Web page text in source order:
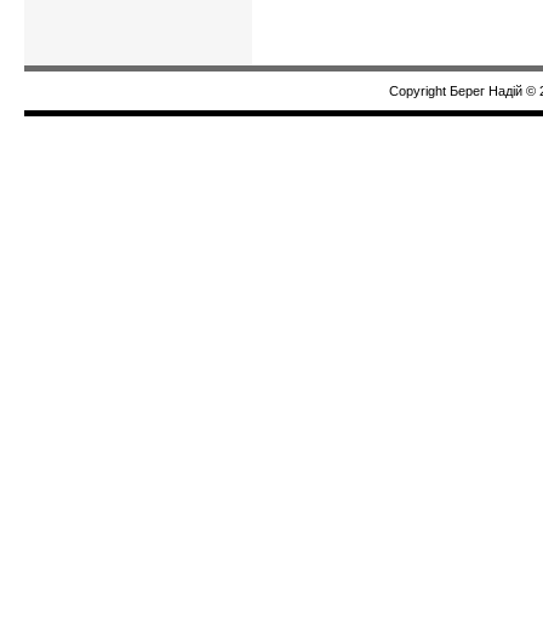
Copyright Берег Надiй ©